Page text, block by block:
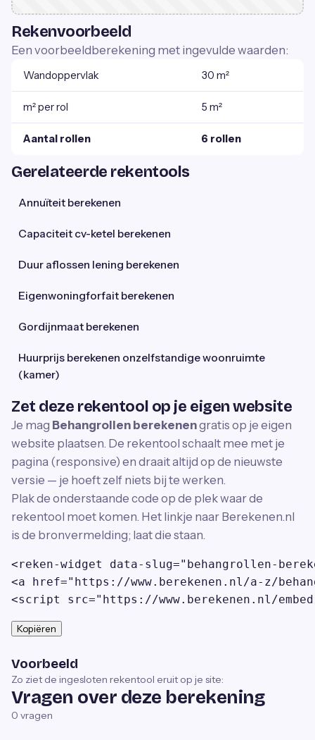
Rekenvoorbeeld
Een voorbeeldberekening met ingevulde waarden:
Wandoppervlak 30 m²
m² per rol 5 m²
Aantal rollen 6 rollen
Gerelateerde rekentools
Annuïteit berekenen
Capaciteit cv-ketel berekenen
Duur aflossen lening berekenen
Eigenwoningforfait berekenen
Gordijnmaat berekenen
Huurprijs berekenen onzelfstandige woonruimte
(kamer)
Zet deze rekentool op je eigen website
Je mag Behangrollen berekenengratis op je eigen
website plaatsen. De rekentool schaalt mee met je
pagina (responsive) en draait altijd op de nieuwste
versie — je hoeft zelf niets bij te werken.
Plak de onderstaande code op de plek waar de
rekentool moet komen. Het linkje naar Berekenen.nl
is de bronvermelding; laat die staan.
<reken-widget data-slug="behangrollen-
<a href="https://www.berekenen.nl/a-z/
<script src="https://www.berekenen.nl/
Kopiëren
Voorbeeld
Zo ziet de ingesloten rekentool eruit op je site:
Vragen over deze berekening
0 vragen